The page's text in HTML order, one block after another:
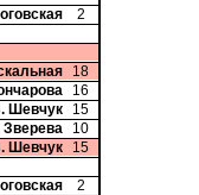
2
18
16
Шевчук
15
Зверева
10
Шевчук
15
2